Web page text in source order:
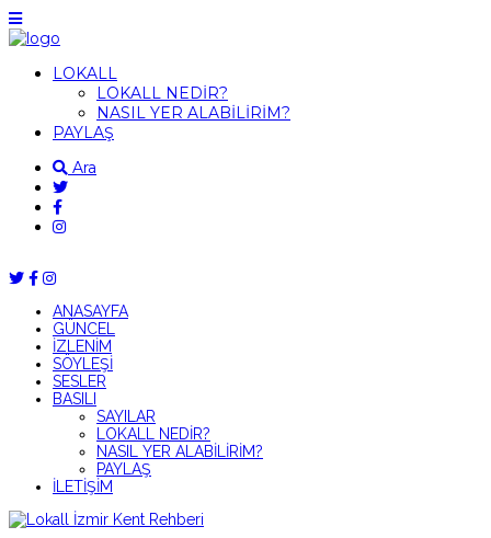
LOKALL
LOKALL NEDİR?
NASIL YER ALABİLİRİM?
PAYLAŞ
Ara
ANASAYFA
GÜNCEL
İZLENİM
SÖYLEŞİ
SESLER
BASILI
SAYILAR
LOKALL NEDİR?
NASIL YER ALABİLİRİM?
PAYLAŞ
İLETİŞİM